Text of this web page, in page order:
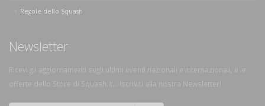
Regole dello Squash
Newsletter
Ricevi gli aggiornamenti sugli ultimi eventi nazionali e internazionali, e le
offerte dello Store di Squash.it... Iscriviti alla nostra Newsletter!